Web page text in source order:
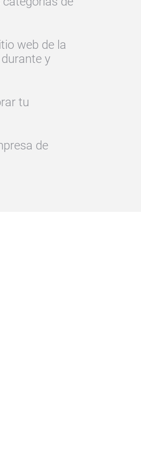
web de la
y
tu
de